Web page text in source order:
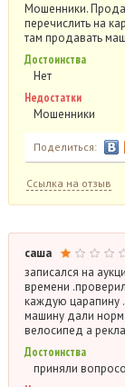
Мошенники.
перечислить на
там продавать
Достоинства
Нет
Недостатки
Мошенники
Поделиться:
Ссылка на отзыв
саша
записался на
времени
каждую царапину
машину дали
велосипед а
Достоинства
приняли